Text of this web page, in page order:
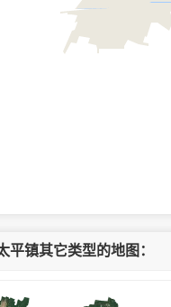
平镇其它类型的地图：